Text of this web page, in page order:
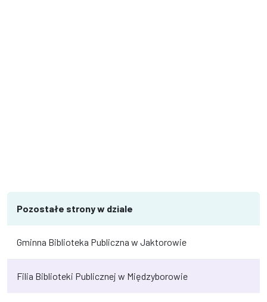
Pozostałe strony w dziale
Gminna Biblioteka Publiczna w Jaktorowie
Filia Biblioteki Publicznej w Międzyborowie